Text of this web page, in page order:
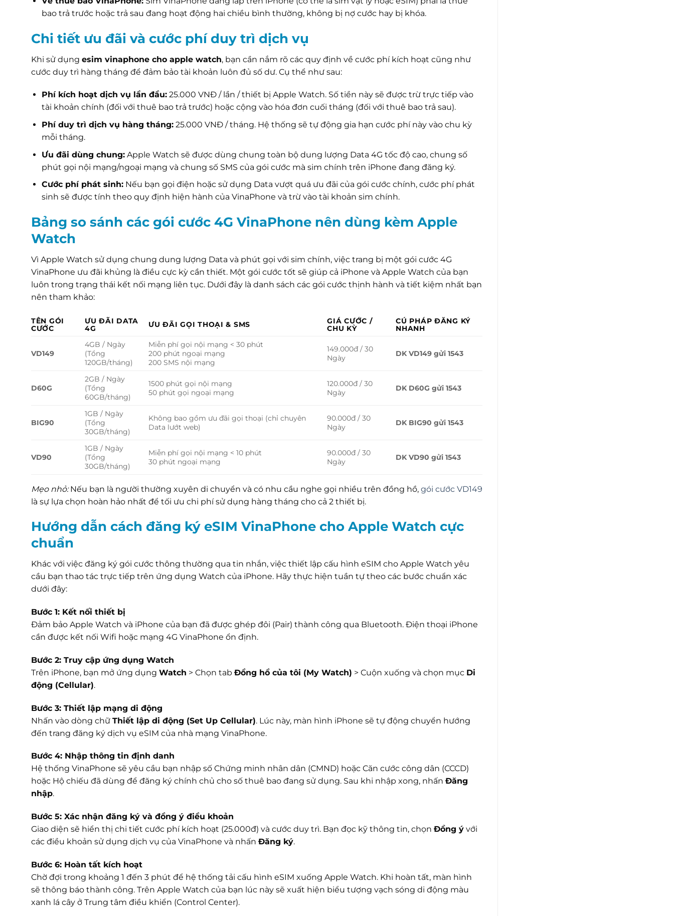
bao trả trước hoặc trả sau đang hoạt động hai chiều bình thường, không bị nợ cước hay bị khóa.
Chi tiết ưu đãi và cước phí duy trì dịch vụ
Khi sử dụng esim vinaphone cho apple watch, bạn cần nắm rõ các quy định về cước phí kích hoạt cũng như
cước duy trì hàng tháng để đảm bảo tài khoản luôn đủ số dư. Cụ thể như sau:
Phí kích hoạt dịch vụ lần đầu:25.000 VNĐ / lần / thiết bị Apple Watch. Số tiền này sẽ được trừ trực tiếp vào
tài khoản chính (đối với thuê bao trả trước) hoặc cộng vào hóa đơn cuối tháng (đối với thuê bao trả sau).
Phí duy trì dịch vụ hàng tháng:25.000 VNĐ / tháng. Hệ thống sẽ tự động gia hạn cước phí này vào chu kỳ
mỗi tháng.
Ưu đãi dùng chung:Apple Watch sẽ được dùng chung toàn bộ dung lượng Data 4G tốc độ cao, chung số
phút gọi nội mạng/ngoại mạng và chung số SMS của gói cước mà sim chính trên iPhone đang đăng ký.
Cước phí phát sinh:Nếu bạn gọi điện hoặc sử dụng Data vượt quá ưu đãi của gói cước chính, cước phí phát
sinh sẽ được tính theo quy định hiện hành của VinaPhone và trừ vào tài khoản sim chính.
Bảng so sánh các gói cước 4G VinaPhone nên dùng kèm Apple
Watch
Vì Apple Watch sử dụng chung dung lượng Data và phút gọi với sim chính, việc trang bị một gói cước 4G
VinaPhone ưu đãi khủng là điều cực kỳ cần thiết. Một gói cước tốt sẽ giúp cả iPhone và Apple Watch của bạn
luôn trong trạng thái kết nối mạng liên tục. Dưới đây là danh sách các gói cước thịnh hành và tiết kiệm nhất bạn
nên tham khảo:
TÊN GÓI
CƯỚC
ƯU ĐÃI DATA
4G
ƯU ĐÃI GỌI THOẠI & SMS
GIÁ CƯỚC /
CHU KỲ
CÚ PHÁP ĐĂNG KÝ
NHANH
VD149
4GB / Ngày
(Tổng
120GB/tháng)
Miễn phí gọi nội mạng < 30 phút
200 phút ngoại mạng
200 SMS nội mạng
149.000đ / 30
Ngày
DK VD149 gửi 1543
D60G
2GB / Ngày
(Tổng
60GB/tháng)
1500 phút gọi nội mạng
50 phút gọi ngoại mạng
120.000đ / 30
Ngày
DK D60G gửi 1543
BIG90
1GB / Ngày
(Tổng
30GB/tháng)
Không bao gồm ưu đãi gọi thoại (chỉ chuyên
Data lướt web)
90.000đ / 30
Ngày
DK BIG90 gửi 1543
VD90
1GB / Ngày
(Tổng
30GB/tháng)
Miễn phí gọi nội mạng < 10 phút
30 phút ngoại mạng
90.000đ / 30
Ngày
DK VD90 gửi 1543
Mẹo nhỏ:Nếu bạn là người thường xuyên di chuyển và có nhu cầu nghe gọi nhiều trên đồng hồ, gói cước VD149
là sự lựa chọn hoàn hảo nhất để tối ưu chi phí sử dụng hàng tháng cho cả 2 thiết bị.
Hướng dẫn cách đăng ký eSIM VinaPhone cho Apple Watch cực
chuẩn
Khác với việc đăng ký gói cước thông thường qua tin nhắn, việc thiết lập cấu hình eSIM cho Apple Watch yêu
cầu bạn thao tác trực tiếp trên ứng dụng Watch của iPhone. Hãy thực hiện tuần tự theo các bước chuẩn xác
dưới đây:
Bước 1: Kết nối thiết bị
Đảm bảo Apple Watch và iPhone của bạn đã được ghép đôi (Pair) thành công qua Bluetooth. Điện thoại iPhone
cần được kết nối Wifi hoặc mạng 4G VinaPhone ổn định.
Bước 2: Truy cập ứng dụng Watch
Trên iPhone, bạn mở ứng dụng Watch > Chọn tab Đồng hồ của tôi (My Watch) > Cuộn xuống và chọn mục Di
động (Cellular).
Bước 3: Thiết lập mạng di động
Nhấn vào dòng chữ Thiết lập di động (Set Up Cellular). Lúc này, màn hình iPhone sẽ tự động chuyển hướng
đến trang đăng ký dịch vụ eSIM của nhà mạng VinaPhone.
Bước 4: Nhập thông tin định danh
Hệ thống VinaPhone sẽ yêu cầu bạn nhập số Chứng minh nhân dân (CMND) hoặc Căn cước công dân (CCCD)
hoặc Hộ chiếu đã dùng để đăng ký chính chủ cho số thuê bao đang sử dụng. Sau khi nhập xong, nhấn Đăng
nhập.
Bước 5: Xác nhận đăng ký và đồng ý điều khoản
Giao diện sẽ hiển thị chi tiết cước phí kích hoạt (25.000đ) và cước duy trì. Bạn đọc kỹ thông tin, chọn Đồng ý với
các điều khoản sử dụng dịch vụ của VinaPhone và nhấn Đăng ký.
Bước 6: Hoàn tất kích hoạt
Chờ đợi trong khoảng 1 đến 3 phút để hệ thống tải cấu hình eSIM xuống Apple Watch. Khi hoàn tất, màn hình
sẽ thông báo thành công. Trên Apple Watch của bạn lúc này sẽ xuất hiện biểu tượng vạch sóng di động màu
xanh lá cây ở Trung tâm điều khiển (Control Center).